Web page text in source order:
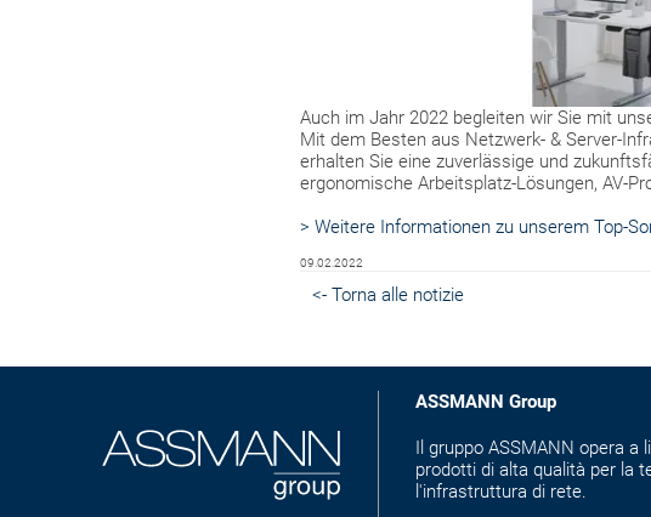
Auch im Jahr 2022 begleiten wir Sie mit
Mit dem Besten aus Netzwerk- & Server-
erhalten Sie eine zuverlässige und
ergonomische Arbeitsplatz-Lösungen, AV-
> Weitere Informationen zu unserem Top-
09.02.2022
<- Torna alle notizie
ASSMANN Group
Il gruppo ASSMANN opera a
prodotti di alta qualità per la
l'infrastruttura di rete.